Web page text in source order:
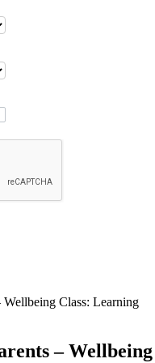
Wellbeing Class: Learning
– Wellbeing